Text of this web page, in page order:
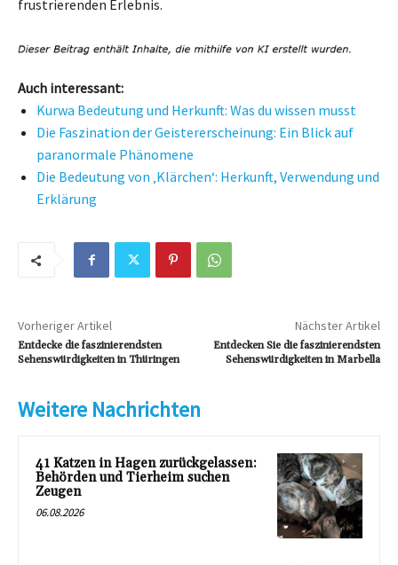
frustrierenden Erlebnis.
Auch interessant:
Kurwa Bedeutung und Herkunft: Was du wissen musst
Die Faszination der Geistererscheinung: Ein Blick auf
paranormale Phänomene
Die Bedeutung von ‚Klärchen‘: Herkunft, Verwendung und
Erklärung
Vorheriger Artikel
Entdecke die faszinierendsten
Sehenswürdigkeiten in Thüringen
Nächster Artikel
Entdecken Sie die faszinierendsten
Sehenswürdigkeiten in Marbella
Weitere Nachrichten
41 Katzen in Hagen zurückgelassen:
Behörden und Tierheim suchen
Zeugen
06.08.2026